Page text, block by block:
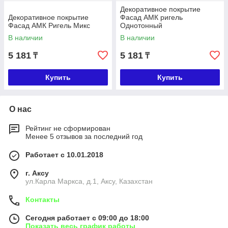
Декоративное покрытие
Фасад АМК Ригель Микс
В наличии
5 181 ₸
Купить
Декоративное покрытие
Фасад АМК ригель
Однотонный
В наличии
5 181 ₸
Купить
О нас
Рейтинг не сформирован
Менее 5 отзывов за последний год
Работает с 10.01.2018
г. Аксу
ул.Карла Маркса, д.1, Аксу, Казахстан
Контакты
Сегодня работает с 09:00 до 18:00
Показать весь график работы